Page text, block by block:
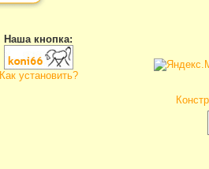
Наша кнопка:
Как установить?